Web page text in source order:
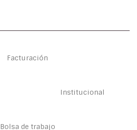
Facturación
Institucional
Bolsa de trabajo